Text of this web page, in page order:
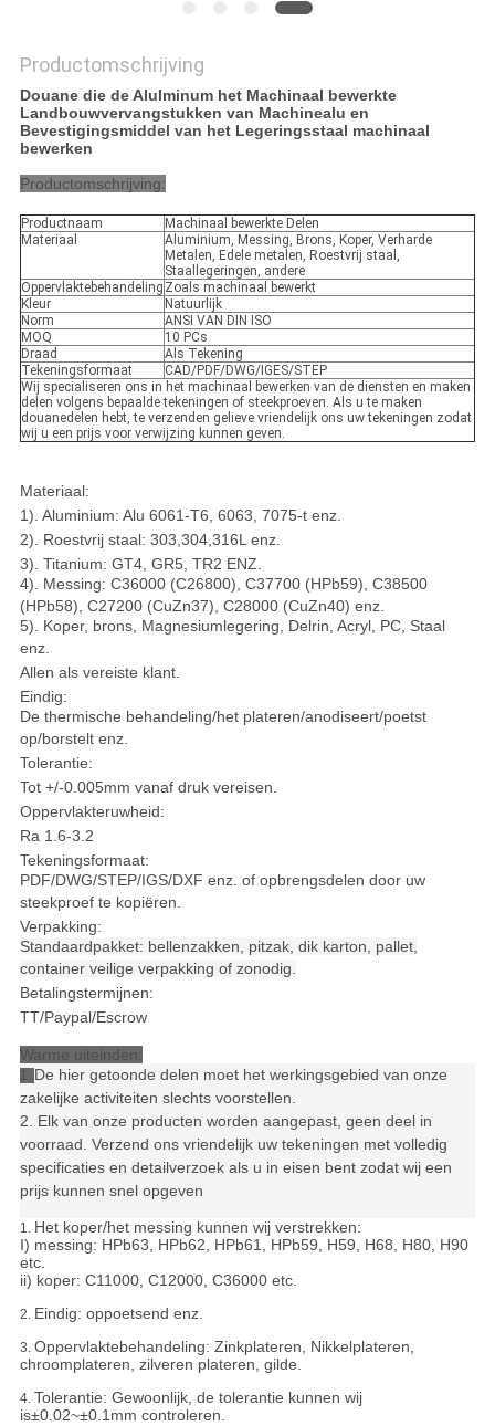
Productomschrijving
Douane die de Alulminum het Machinaal bewerkte
Landbouwvervangstukken van Machinealu en
Bevestigingsmiddel van het Legeringsstaal machinaal
bewerken
Productomschrijving:
Productnaam
Machinaal bewerkte Delen
Materiaal
Aluminium, Messing, Brons, Koper, Verharde
Metalen, Edele metalen, Roestvrij staal,
Staallegeringen, andere
Oppervlaktebehandeling Zoals machinaal bewerkt
Kleur
Natuurlijk
Norm
ANSI VAN DIN ISO
MOQ
10 PCs
Draad
Als Tekening
Tekeningsformaat
CAD/PDF/DWG/IGES/STEP
Wij specialiseren ons in het machinaal bewerken van de diensten en maken
delen volgens bepaalde tekeningen of steekproeven. Als u te maken
douanedelen hebt, te verzenden gelieve vriendelijk ons uw tekeningen zodat
wij u een prijs voor verwijzing kunnen geven.
Materiaal:
1). Aluminium: Alu 6061-T6, 6063, 7075-t enz.
2). Roestvrij staal: 303,304,316L enz.
3). Titanium: GT4, GR5, TR2 ENZ.
4). Messing: C36000 (C26800), C37700 (HPb59), C38500
(HPb58), C27200 (CuZn37), C28000 (CuZn40) enz.
5). Koper, brons, Magnesiumlegering, Delrin, Acryl, PC, Staal
enz.
Allen als vereiste klant.
Eindig:
De thermische behandeling/het plateren/anodiseert/poetst
op/borstelt enz.
Tolerantie:
Tot +/-0.005mm vanaf druk vereisen.
Oppervlakteruwheid:
Ra 1.6-3.2
Tekeningsformaat:
PDF/DWG/STEP/IGS/DXF enz. of opbrengsdelen door uw
steekproef te kopiëren.
Verpakking:
Standaardpakket: bellenzakken, pitzak, dik karton, pallet,
container veilige verpakking of zonodig.
Betalingstermijnen:
TT/Paypal/Escrow
Warme uiteinden:
1. De hier getoonde delen moet het werkingsgebied van onze
zakelijke activiteiten slechts voorstellen.
2. Elk van onze producten worden aangepast, geen deel in
voorraad. Verzend ons vriendelijk uw tekeningen met volledig
specificaties en detailverzoek als u in eisen bent zodat wij een
prijs kunnen snel opgeven
1. Het koper/het messing kunnen wij verstrekken:
I) messing: HPb63, HPb62, HPb61, HPb59, H59, H68, H80, H90
etc.
ii) koper: C11000, C12000, C36000 etc.
2. Eindig: oppoetsend enz.
3. Oppervlaktebehandeling: Zinkplateren, Nikkelplateren,
chroomplateren, zilveren plateren, gilde.
4. Tolerantie: Gewoonlijk, de tolerantie kunnen wij
is±0.02~±0.1mm controleren.